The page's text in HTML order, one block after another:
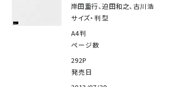
岸田重行、迫田和之、古川浩
サイズ・判型
A4判
ページ数
292P
発売日